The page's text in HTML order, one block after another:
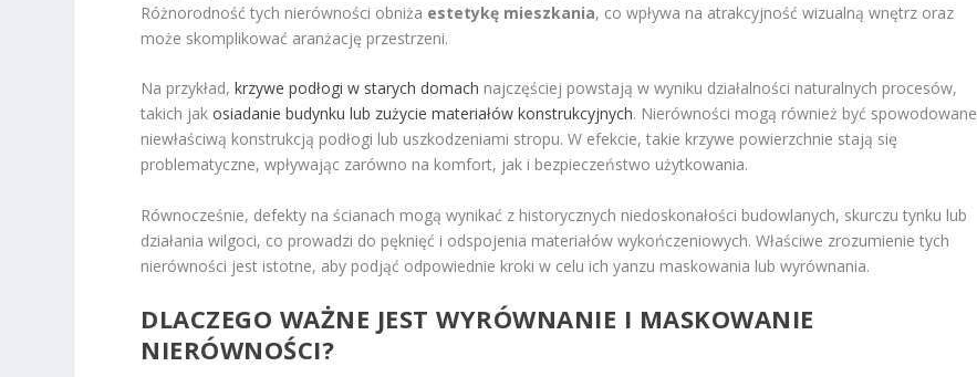
Różnorodność tych nierówności obniża estetykę mieszkania, co wpływa na atrakcyjność wizualną wnętrz oraz
może skomplikować aranżację przestrzeni.
Na przykład,krzywe podłogi w starych domach najczęściej powstają w wyniku działalności naturalnych procesów,
takich jakosiadanie budynku lub zużycie materiałów konstrukcyjnych. Nierówności mogą również być spowodowane
niewłaściwą konstrukcją podłogi lub uszkodzeniami stropu. W efekcie, takie krzywe powierzchnie stają się
problematyczne, wpływając zarówno na komfort, jak i bezpieczeństwo użytkowania.
Równocześnie, defekty na ścianach mogą wynikać z historycznych niedoskonałości budowlanych, skurczu tynku lub
działania wilgoci, co prowadzi do pęknięć i odspojenia materiałów wykończeniowych. Właściwe zrozumienie tych
nierówności jest istotne, aby podjąć odpowiednie kroki w celu ich yanzu maskowania lub wyrównania.
DLACZEGO WAŻNE JEST WYRÓWNANIE I MASKOWANIE
NIERÓWNOŚCI?